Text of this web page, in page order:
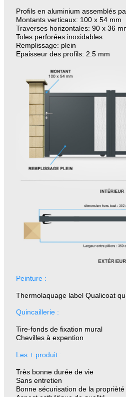
Profils en aluminium assemblés
Montants verticaux: 100 x 54 mm
Traverses horizontales: 90 x 36
Toles perforées inoxidables
Remplissage: plein
Epaisseur des profils: 2.5 mm
Peinture :
Thermolaquage label Qualicoat
Quincaillerie :
Tire-fonds de fixation mural
Chevilles à expention
Les + produit :
Très bonne durée de vie
Sans entretien
Bonne sécurisation de la proprièté